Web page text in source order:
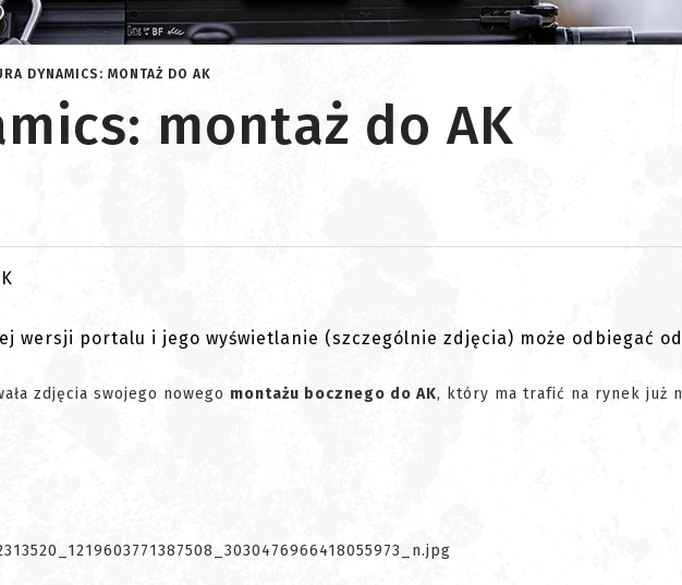
DYNAMICS: MONTAŻ DO AK
montaż do AK
wersji portalu i jego wyświetlanie (szczególnie zdjęcia) może odbiegać od
zdjęcia swojego nowego montażu bocznego do AK, który ma trafić na rynek już